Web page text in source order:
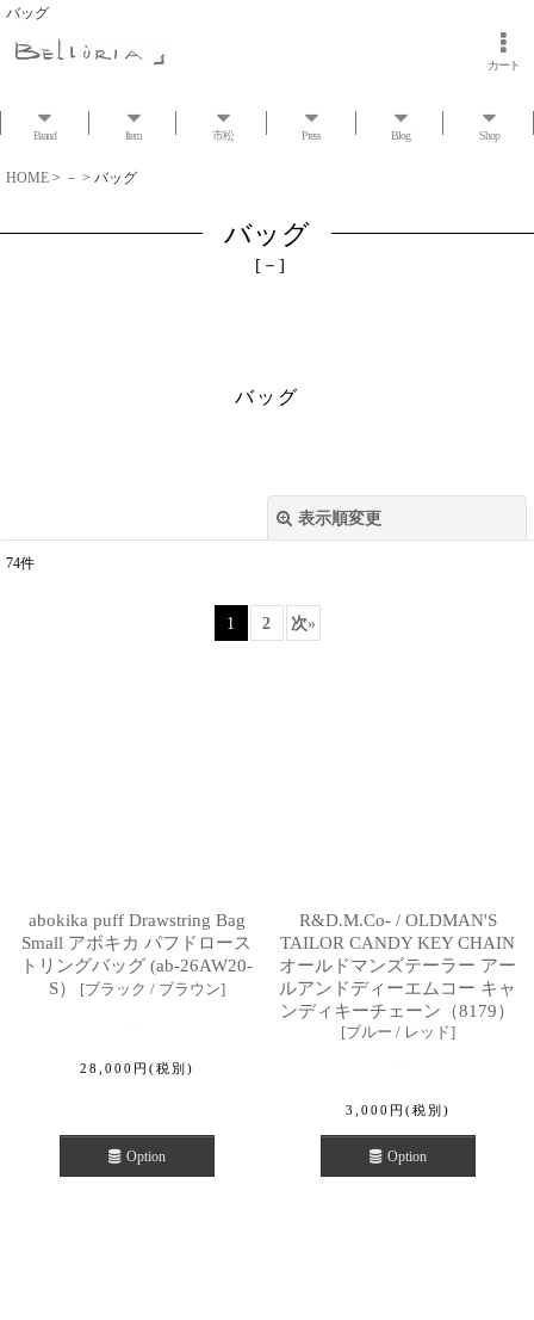
バッグ
カート
Brand Item 市松 Press Blog Shop
HOME > － > バッグ
バッグ
[ － ]
バッグ
表示順変更
74件
1 2 次»
abokika puff Drawstring Bag
Small アボキカ パフドロース
トリングバッグ (ab-26AW20-
S）
[ブラック / ブラウン]
28,000 円 (税別)
Option
R&D.M.Co- / OLDMAN'S
TAILOR CANDY KEY CHAIN
オールドマンズテーラー アー
ルアンドディーエムコー キャ
ンディキーチェーン（8179）
[ブルー / レッド]
3,000 円 (税別)
Option